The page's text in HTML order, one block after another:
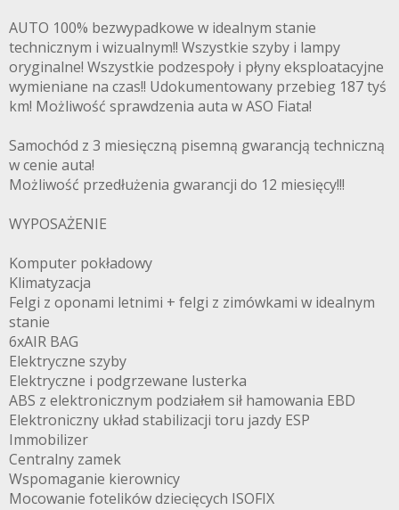
AUTO 100% bezwypadkowe w idealnym stanie
technicznym i wizualnym!! Wszystkie szyby i lampy
oryginalne! Wszystkie podzespoły i płyny eksploatacyjne
wymieniane na czas!! Udokumentowany przebieg 187 tyś
km! Możliwość sprawdzenia auta w ASO Fiata!
Samochód z 3 miesięczną pisemną gwarancją techniczną
w cenie auta!
Możliwość przedłużenia gwarancji do 12 miesięcy!!!
WYPOSAŻENIE
Komputer pokładowy
Klimatyzacja
Felgi z oponami letnimi + felgi z zimówkami w idealnym
stanie
6xAIR BAG
Elektryczne szyby
Elektryczne i podgrzewane lusterka
ABS z elektronicznym podziałem sił hamowania EBD
Elektroniczny układ stabilizacji toru jazdy ESP
Immobilizer
Centralny zamek
Wspomaganie kierownicy
Mocowanie fotelików dziecięcych ISOFIX